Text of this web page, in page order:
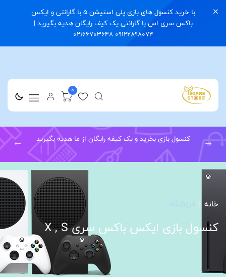
با خرید کنسول های بازی پلی استیشن 5 با گارانتی و ایکس
باکس سری اس با گارانتی یک کیف رایگان هدیه بگیرید |
09122898074 02166703648
0
کنسول بازی بخرید و یک کیفه رایگان از ما هدیه بگیرید
خانه
کنسول بازی ایکس باکس سری X , S